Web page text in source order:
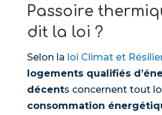
Passoire
dit la loi ?
Selon la loi Climat et
logements qualifiés
décents concernent tout
consommation